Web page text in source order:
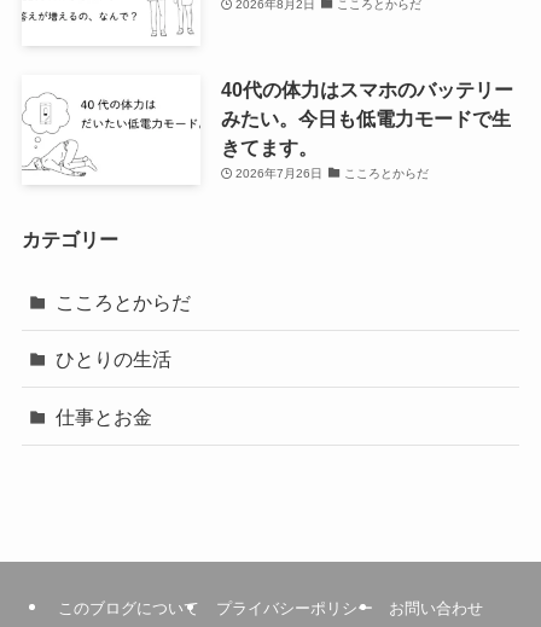
2026年8月2日 こころとからだ
40代の体力はスマホのバッテリー
みたい。今日も低電力モードで生
きてます。
2026年7月26日 こころとからだ
カテゴリー
こころとからだ
ひとりの生活
仕事とお金
このブログについて プライバシーポリシー お問い合わせ